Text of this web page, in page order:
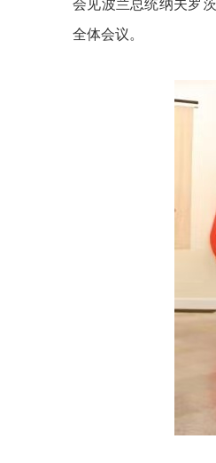
会见波兰总统纳夫罗
全体会议。